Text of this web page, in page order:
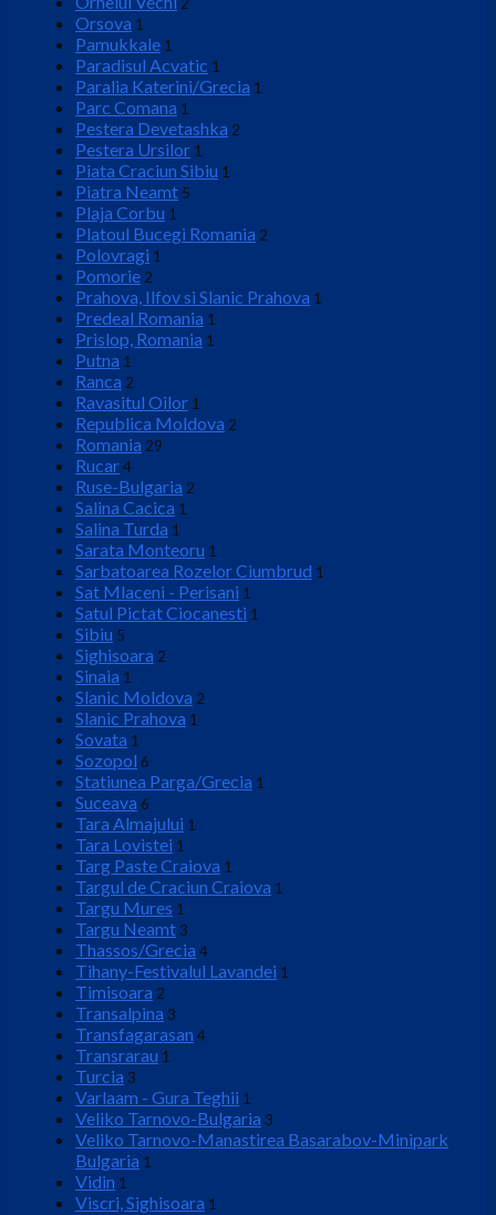
2
Orsova 1
Pamukkale 1
Paradisul Acvatic 1
Paralia Katerini/Grecia 1
Parc Comana 1
Pestera Devetashka 2
Pestera Ursilor 1
Piata Craciun Sibiu 1
Piatra Neamt 5
Plaja Corbu 1
Platoul Bucegi Romania 2
Polovragi 1
Pomorie 2
Prahova, Ilfov si Slanic Prahova 1
Predeal Romania 1
Prislop, Romania 1
Putna 1
Ranca 2
Ravasitul Oilor 1
Republica Moldova 2
Romania 29
Rucar4
Ruse-Bulgaria 2
Salina Cacica 1
Salina Turda 1
Sarata Monteoru 1
Sarbatoarea Rozelor Ciumbrud 1
Sat Mlaceni - Perisani 1
Satul Pictat Ciocanesti 1
Sibiu 5
Sighisoara 2
Sinaia 1
Slanic Moldova 2
Slanic Prahova 1
Sovata 1
Sozopol 6
Statiunea Parga/Grecia 1
Suceava 6
Tara Almajului 1
Tara Lovistei 1
Targ Paste Craiova 1
Targul de Craciun Craiova 1
Targu Mures 1
Targu Neamt3
Thassos/Grecia 4
Tihany-Festivalul Lavandei 1
Timisoara 2
Transalpina 3
Transfagarasan 4
Transrarau 1
Turcia 3
Varlaam - Gura Teghii 1
Veliko Tarnovo-Bulgaria 3
Veliko Tarnovo-Manastirea Basarabov-Minipark
Bulgaria 1
Vidin 1
Viscri, Sighisoara 1